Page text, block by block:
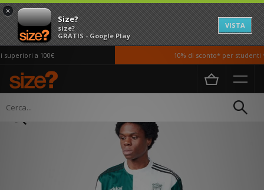
×
Size?
size?
GRATIS - Google Play
VISTA
a 100€ 10% di sconto* per studenti
Home Uomo